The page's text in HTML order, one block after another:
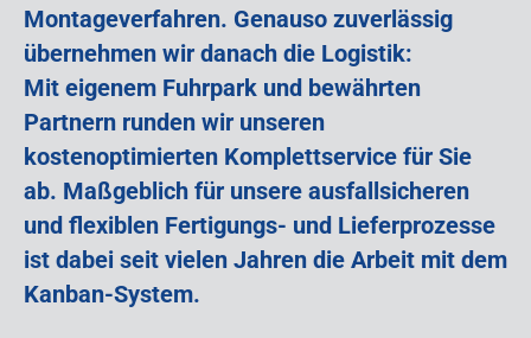
Montageverfahren. Genauso zuverlässig
übernehmen wir danach die Logistik:
Mit eigenem Fuhrpark und bewährten
Partnern runden wir unseren
kostenoptimierten Komplettservice für Sie
ab. Maßgeblich für unsere ausfallsicheren
und flexiblen Fertigungs- und Lieferprozesse
ist dabei seit vielen Jahren die Arbeit mit dem
Kanban-System.